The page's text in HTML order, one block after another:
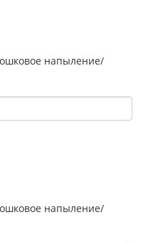
напыление/
напыление/